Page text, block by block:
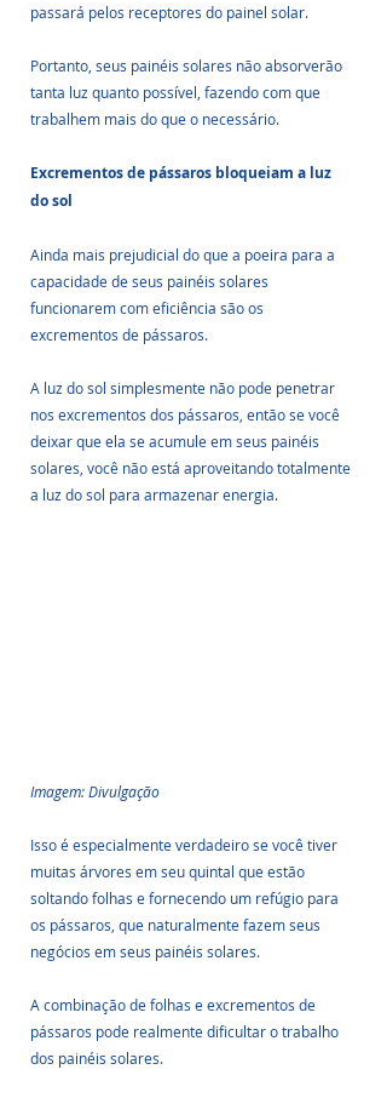
passará pelos receptores do painel solar.
Portanto, seus painéis solares não absorverão
tanta luz quanto possível, fazendo com que
trabalhem mais do que o necessário.
Excrementos de pássaros bloqueiam a luz
do sol
Ainda mais prejudicial do que a poeira para a
capacidade de seus painéis solares
funcionarem com eficiência são os
excrementos de pássaros.
A luz do sol simplesmente não pode penetrar
nos excrementos dos pássaros, então se você
deixar que ela se acumule em seus painéis
solares, você não está aproveitando totalmente
a luz do sol para armazenar energia.
Imagem: Divulgação
Isso é especialmente verdadeiro se você tiver
muitas árvores em seu quintal que estão
soltando folhas e fornecendo um refúgio para
os pássaros, que naturalmente fazem seus
negócios em seus painéis solares.
A combinação de folhas e excrementos de
pássaros pode realmente dificultar o trabalho
dos painéis solares.